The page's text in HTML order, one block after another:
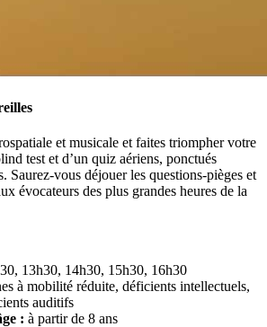
et musicale et faites triompher votre
test et d’un quiz aériens, ponctués
Saurez-vous déjouer les questions-pièges et
évocateurs des plus grandes heures de la
13h30, 14h30, 15h30, 16h30
à mobilité réduite, déficients intellectuels,
auditifs
: à partir de 8 ans